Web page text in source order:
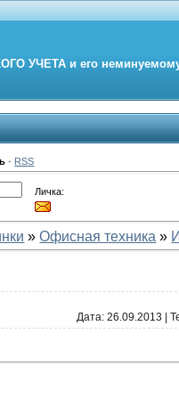
УЧЕТА и его
· RSS
Личка:
»Офисная техника »
Дата: 26.09.2013 |